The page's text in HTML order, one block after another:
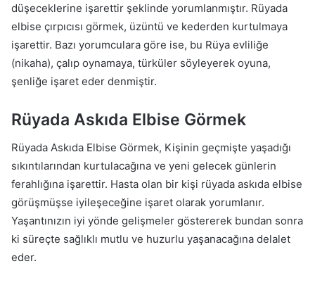
düşeceklerine işarettir şeklinde yorumlanmıştır. Rüyada
elbise çırpıcısı görmek, üzüntü ve kederden kurtulmaya
işarettir. Bazı yorumculara göre ise, bu Rüya evliliğe
(nikaha), çalıp oynamaya, türküler söyleyerek oyuna,
şenliğe işaret eder denmiştir.
Rüyada Askıda Elbise Görmek
Rüyada Askıda Elbise Görmek, Kişinin geçmişte yaşadığı
sıkıntılarından kurtulacağına ve yeni gelecek günlerin
ferahlığına işarettir. Hasta olan bir kişi rüyada askıda elbise
görüşmüşse iyileşeceğine işaret olarak yorumlanır.
Yaşantınızın iyi yönde gelişmeler göstererek bundan sonra
ki süreçte sağlıklı mutlu ve huzurlu yaşanacağına delalet
eder.